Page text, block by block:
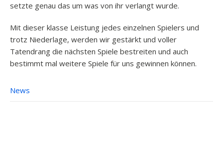
setzte genau das um was von ihr verlangt wurde.
Mit dieser klasse Leistung jedes einzelnen Spielers und
trotz Niederlage, werden wir gestärkt und voller
Tatendrang die nächsten Spiele bestreiten und auch
bestimmt mal weitere Spiele für uns gewinnen können.
News